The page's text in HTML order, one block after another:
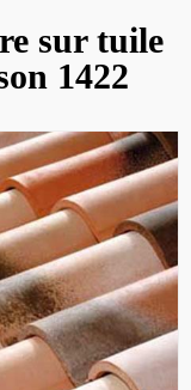
sur tuile
1422